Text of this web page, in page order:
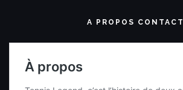
A PROPOS CONTACT